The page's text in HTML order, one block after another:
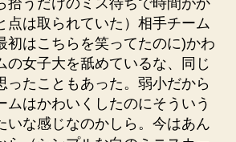
点は取られていた）相手チーム
初はこちらを笑ってたのに)かわ
の女子大を舐めているな、同じ
ったこともあった。弱小だから
ムはかわいくしたのにそういう
いな感じなのかしら。今はあん